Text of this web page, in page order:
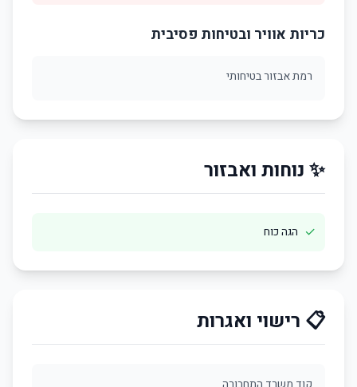
כריות אוויר ובטיחות פסיבית
רמת אבזור בטיחותי
✨ נוחות ואבזור
✓ הגה כוח
📋 רישוי ואגרות